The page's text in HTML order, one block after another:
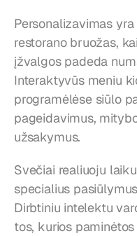
Personalizavimas
restorano bruožas,
įžvalgos padeda
Interaktyvūs meniu
programėlėse siūlo
pageidavimus,
užsakymus.
Svečiai realiuoju
specialius
Dirbtiniu intelektu
tos, kurios